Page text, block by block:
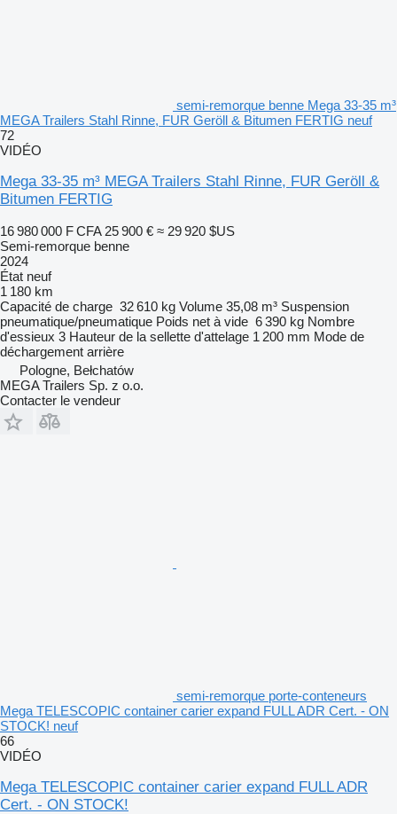
semi-remorque benne Mega 33-35 m³
MEGA Trailers Stahl Rinne, FUR Geröll & Bitumen FERTIG neuf
72
VIDÉO
Mega 33-35 m³ MEGA Trailers Stahl Rinne, FUR Geröll &
Bitumen FERTIG
16 980 000 F CFA 25 900 € ≈ 29 920 $US
Semi-remorque benne
2024
État neuf
1 180 km
Capacité de charge 32 610 kg Volume 35,08 m³ Suspension
pneumatique/pneumatique Poids net à vide 6 390 kg Nombre
d'essieux 3 Hauteur de la sellette d'attelage 1 200 mm Mode de
déchargement arrière
Pologne, Bełchatów
MEGA Trailers Sp. z o.o.
Contacter le vendeur
semi-remorque porte-conteneurs
Mega TELESCOPIC container carier expand FULL ADR Cert. - ON
STOCK! neuf
66
VIDÉO
Mega TELESCOPIC container carier expand FULL ADR
Cert. - ON STOCK!